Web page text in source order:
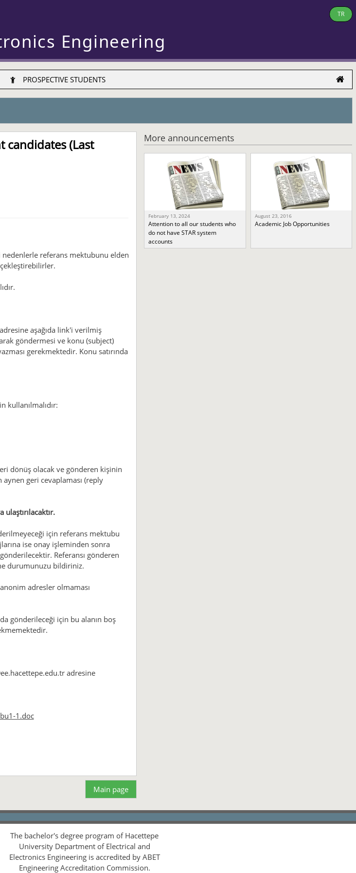
TR
Engineering
PROSPECTIVE STUDENTS
(Last
nedenlerle referans mektubunu elden
aşağıda link'i verilmiş
göndermesi ve konu (subject)
gerekmektedir. Konu satırında
kullanılmalıdır:
dönüş olacak ve gönderen kişinin
geri cevaplaması (reply
için referans mektubu
ise onay işleminden sonra
Referansı gönderen
durumunuzu bildiriniz.
adresler olmaması
gönderileceği için bu alanın boş
adresine
1.doc
Main page
More announcements
February 13, 2024
Attention to all our students who
do not have STAR system
accounts
August 23, 2016
Academic Job Opportunities
The bachelor's degree program of Hacettepe
University Department of Electrical and
Electronics Engineering is accredited by ABET
Engineering Accreditation Commission.